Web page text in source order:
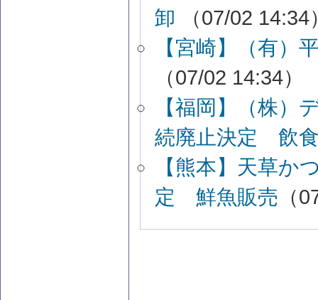
卸
（07/02 14:34
【宮崎】（有）
（07/02 14:34）
【福岡】（株）
続廃止決定 飲
【熊本】天草か
定 鮮魚販売 （